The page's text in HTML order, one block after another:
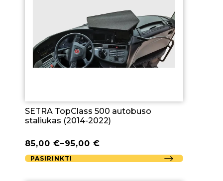
SETRA TopClass 500 autobuso
staliukas (2014-2022)
85,00 €–95,00 €
PASIRINKTI